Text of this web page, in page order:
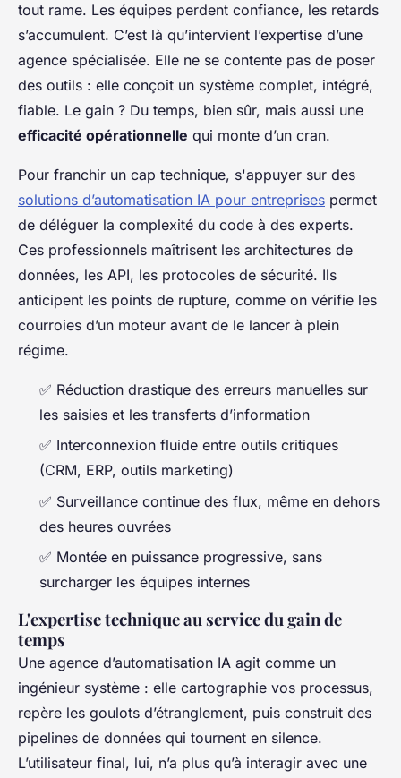
tout rame. Les équipes perdent confiance, les retards
s’accumulent. C’est là qu’intervient l’expertise d’une
agence spécialisée. Elle ne se contente pas de poser
des outils : elle conçoit un système complet, intégré,
fiable. Le gain ? Du temps, bien sûr, mais aussi une
efficacité opérationnelle qui monte d’un cran.
Pour franchir un cap technique, s'appuyer sur des
solutions d’automatisation IA pour entreprises permet
de déléguer la complexité du code à des experts.
Ces professionnels maîtrisent les architectures de
données, les API, les protocoles de sécurité. Ils
anticipent les points de rupture, comme on vérifie les
courroies d’un moteur avant de le lancer à plein
régime.
✅ Réduction drastique des erreurs manuelles sur
les saisies et les transferts d’information
✅ Interconnexion fluide entre outils critiques
(CRM, ERP, outils marketing)
✅ Surveillance continue des flux, même en dehors
des heures ouvrées
✅ Montée en puissance progressive, sans
surcharger les équipes internes
L'expertise technique au service du gain de
temps
Une agence d’automatisation IA agit comme un
ingénieur système : elle cartographie vos processus,
repère les goulots d’étranglement, puis construit des
pipelines de données qui tournent en silence.
L’utilisateur final, lui, n’a plus qu’à interagir avec une